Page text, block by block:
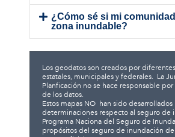
¿Cómo sé si mi
zona inundable?